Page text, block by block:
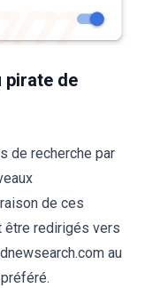
pirate de
de recherche par
de ces
être redirigés vers
au